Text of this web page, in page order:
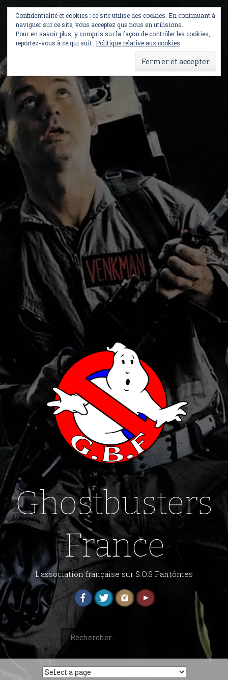
content
Ghostbusters
France
L'association française sur S.O.S Fantômes
Rechercher :
Confidentialité et cookies : ce site utilise des cookies. En continuant à
naviguer sur ce site, vous acceptez que nous en utilisions.
Pour en savoir plus, y compris sur la façon de contrôler les cookies,
reportez-vous à ce qui suit :Politique relative aux cookies